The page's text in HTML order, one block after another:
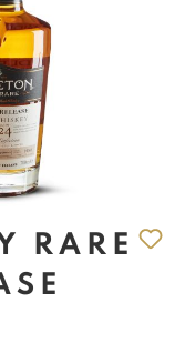
RARE